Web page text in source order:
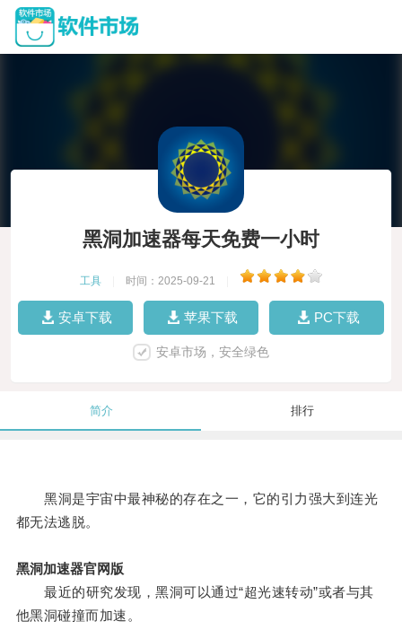
黑洞加速器每天免费一小时
工具 时间：2025-09-21
安卓下载 苹果下载 PC下载
安卓市场，安全绿色
简介 排行
黑洞是宇宙中最神秘的存在之一，它的引力强大到连光
都无法逃脱。
黑洞加速器官网版
最近的研究发现，黑洞可以通过“超光速转动”或者与其
他黑洞碰撞而加速。